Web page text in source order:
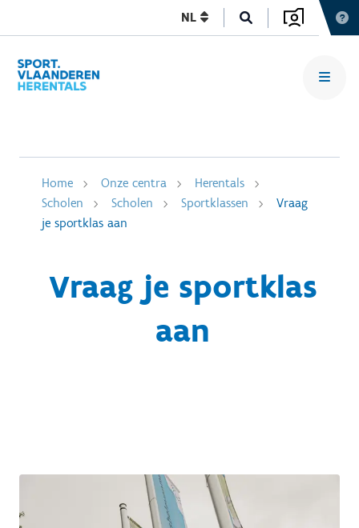
NL
Home Onze centra
Herentals
Scholen
Scholen Sportklassen
Vraag
je sportklas aan
Vraag je sportklas
aan